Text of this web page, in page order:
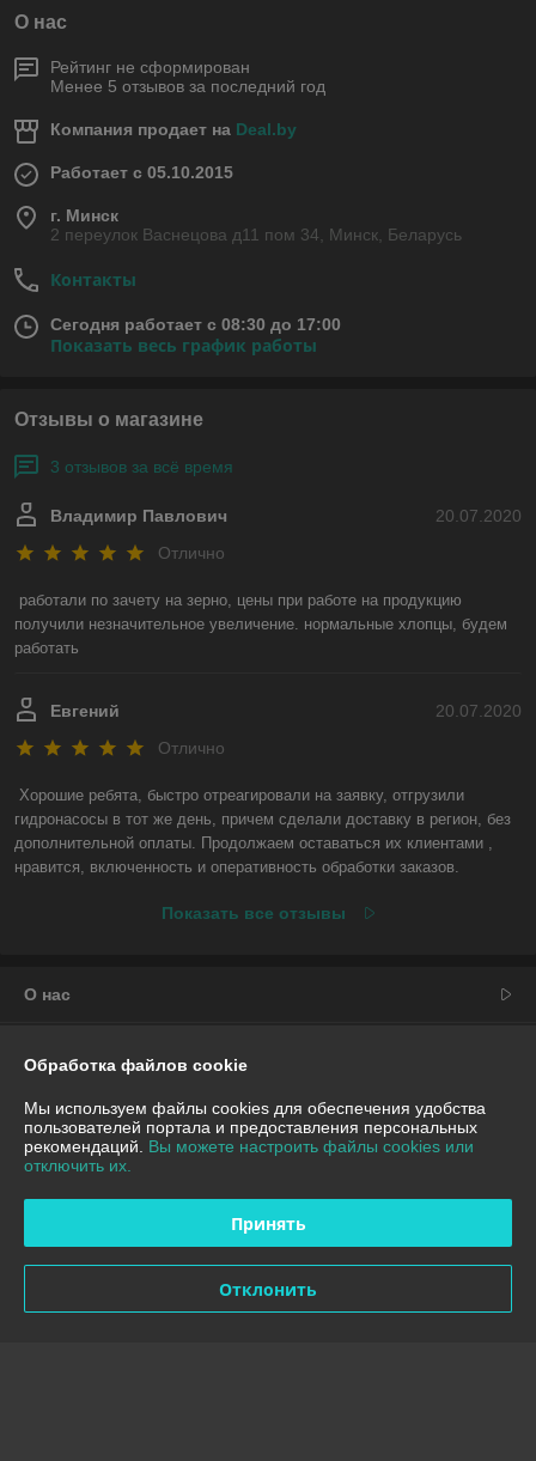
Топливная система состоит из нескольких ключевых
элементов, каждый из которых влияет на работу двигателя:
1. Топливный насос высокого давления (ТНВД)
Обеспечивает подачу дизельного топлива под высоким
давлением к форсункам. Неисправности ТНВД приводят к:
Падению мощности двигателя
Увеличению расхода топлива
Неустойчивой работе на холостом ходу
2. Форсунки
Распыляют топливо в камеру сгорания. Признаки износа
Трудный запуск двигателя
Повышенный расход топлива
Задерживают примеси, защищая ТНВД и форсунки от
износа. Регулярная замена фильтров – залог долгой работы
4. Топливоподкачивающий насос
Подает топливо из бака к ТНВД. При выходе из
5. Топливные магистрали и уплотнения
Поврежденные шланги и прокладки приводят к утечкам
Как выбрать топливную аппаратуру?
При подборе запчастей важно учитывать:
🔹 Модель и год выпуска техники
🔹 Условия эксплуатации (мороз, пыль, высокие нагрузки)
Почему стоит выбрать ООО "Вокруг техники"?
2. Гибкие условия сотрудничества
Консультируем по вопросам подбора, установки и
диагностики.
О нас
Рейтинг не сформирован
Менее 5 отзывов за последний год
Компания продает на Deal.by
Работает с 05.10.2015
г. Минск
2 переулок Васнецова д11 пом 34, Минск, Беларусь
Контакты
Сегодня работает с 08:30 до 17:00
Показать весь график работы
Отзывы о магазине
3 отзывов за всё время
20.07.2020
Владимир Павлович
Отлично
работали по зачету на зерно, цены при работе на продукцию
получили незначительное увеличение. нормальные хлопцы, будем
работать
20.07.2020
Евгений
Отлично
Хорошие ребята, быстро отреагировали на заявку, отгрузили
гидронасосы в тот же день, причем сделали доставку в регион, без
дополнительной оплаты. Продолжаем оставаться их клиентами ,
нравится, включенность и оперативность обработки заказов.
Показать все отзывы
О нас
Доставка и оплата
График работы
Обработка файлов cookie
Мы используем файлы cookies для обеспечения удобства
пользователей портала и предоставления персональных
рекомендаций. Вы можете настроить файлы cookies или
отключить их.
Принять
Отклонить